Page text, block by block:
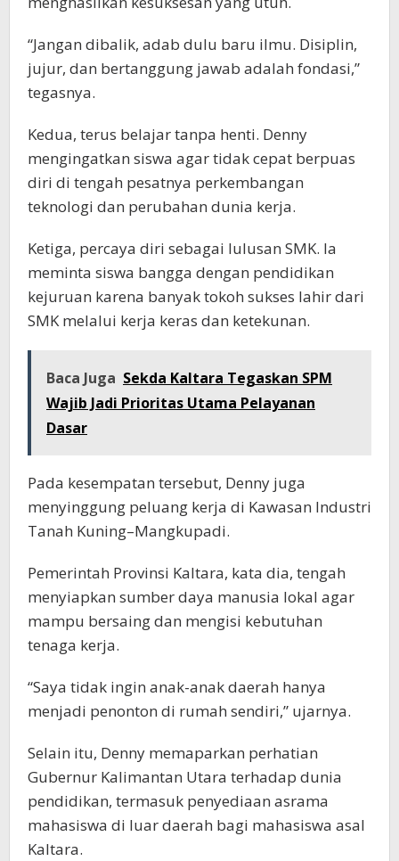
“Jangan dibalik, adab dulu baru ilmu. Disiplin,
jujur, dan bertanggung jawab adalah fondasi,”
tegasnya.
Kedua, terus belajar tanpa henti. Denny
mengingatkan siswa agar tidak cepat berpuas
diri di tengah pesatnya perkembangan
teknologi dan perubahan dunia kerja.
Ketiga, percaya diri sebagai lulusan SMK. Ia
meminta siswa bangga dengan pendidikan
kejuruan karena banyak tokoh sukses lahir dari
SMK melalui kerja keras dan ketekunan.
Baca Juga Sekda Kaltara Tegaskan SPM
Wajib Jadi Prioritas Utama Pelayanan
Dasar
Pada kesempatan tersebut, Denny juga
menyinggung peluang kerja di Kawasan Industri
Tanah Kuning–Mangkupadi.
Pemerintah Provinsi Kaltara, kata dia, tengah
menyiapkan sumber daya manusia lokal agar
mampu bersaing dan mengisi kebutuhan
tenaga kerja.
“Saya tidak ingin anak-anak daerah hanya
menjadi penonton di rumah sendiri,” ujarnya.
Selain itu, Denny memaparkan perhatian
Gubernur Kalimantan Utara terhadap dunia
pendidikan, termasuk penyediaan asrama
mahasiswa di luar daerah bagi mahasiswa asal
Kaltara.